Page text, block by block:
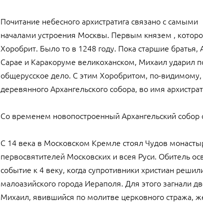
Почитание небесного архистратига связано с самыми
началами устроения Москвы. Первым князем ,
Хоробрит. Было то в 1248 году. Пока старшие
Сарае и Каракоруме великоханском, Михаил ударил
общерусское дело. С этим Хоробритом, по-
деревянного Архангельского собора, во имя
Со временем новопостроенный Архангельский
С 14 века в Московском Кремле стоял Чудов
первосвятителей Московских и всея Руси. Обитель
событие к 4 веку, когда супротивники христиан
малоазийского города Иераполя. Для этого загнали
Михаил, явившийся по молитве церковного стража,